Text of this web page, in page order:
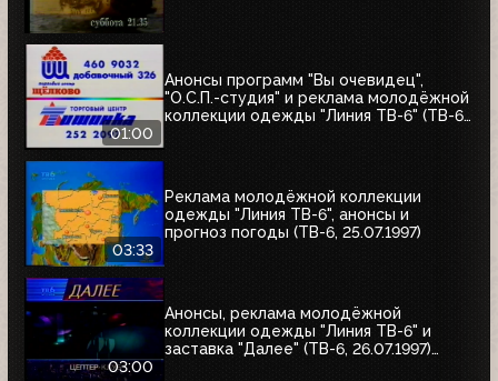
01:00
Анонсы программ "Вы очевидец",
"О.С.П.-студия" и реклама молодёжной
коллекции одежды "Линия ТВ-6" (ТВ-6,
03:33
Реклама молодёжной коллекции
одежды "Линия ТВ-6", анонсы и
прогноз погоды (ТВ-6, 25.07.1997)
03:00
Анонсы, реклама молодёжной
коллекции одежды "Линия ТВ-6" и
заставка "Далее" (ТВ-6, 26.07.1997)